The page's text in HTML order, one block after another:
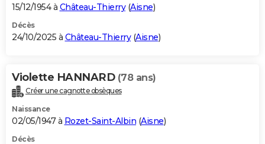
GUIDES D'ACHAT
BONS PLANS
Carte de Noël
Carte Bonne année
Carte Saint-Valentin
Carte Pâques
Carte d'anniversaire
DICTIONNAIRE
Dictionnaire
Biographies
Citations
Expressions
Proverbes
PROGRAMME TV
15/12/1954 à Château-Thierry(Aisne)
Décès
24/10/2025 à Château-Thierry(Aisne)
Violette HANNARD (78 ans)
Créer une cagnotte obsèques
Naissance
02/05/1947 à Rozet-Saint-Albin (Aisne)
Décès